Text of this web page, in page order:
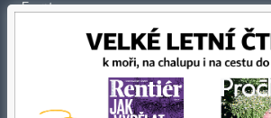
Eventy
Newslettery